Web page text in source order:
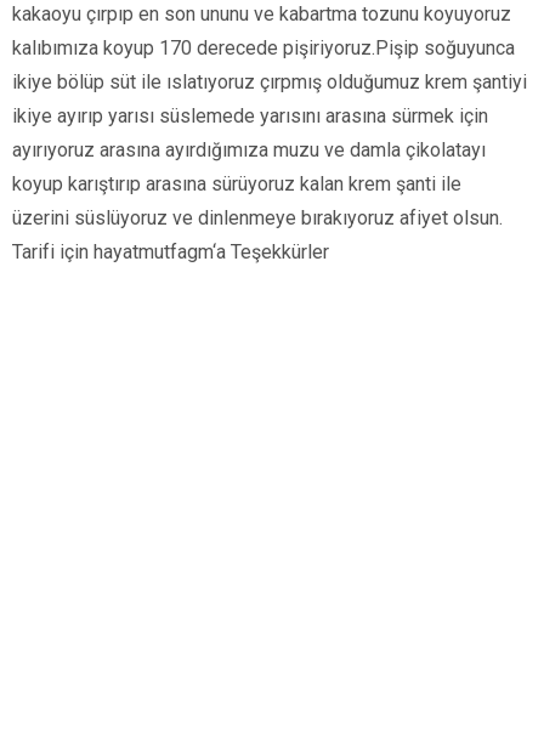
kakaoyu çırpıp en son ununu ve kabartma tozunu koyuyoruz
kalıbımıza koyup 170 derecede pişiriyoruz.Pişip soğuyunca
ikiye bölüp süt ile ıslatıyoruz çırpmış olduğumuz krem şantiyi
ikiye ayırıp yarısı süslemede yarısını arasına sürmek için
ayırıyoruz arasına ayırdığımıza muzu ve damla çikolatayı
koyup karıştırıp arasına sürüyoruz kalan krem şanti ile
üzerini süslüyoruz ve dinlenmeye bırakıyoruz afiyet olsun.
Tarifi için hayatmutfagm‘a Teşekkürler